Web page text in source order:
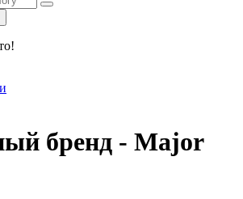
бренд - Major